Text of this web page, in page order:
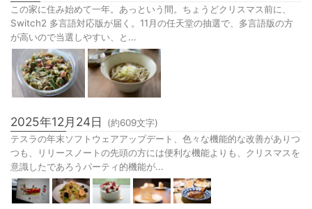
この家に住み始めて一年。あっという間。ちょうどクリスマス前に、
Switch2 多言語対応版が届く。11月の任天堂の抽選で、多言語版の方
が高いので当選しやすい、と...
2025年12月24日 (約609文字)
テスラの年末ソフトウェアアップデート、色々な機能的な改善がありつ
つも、リリースノートの先頭の方には便利な機能よりも、クリスマスを
意識したであろうパーティ的機能が...